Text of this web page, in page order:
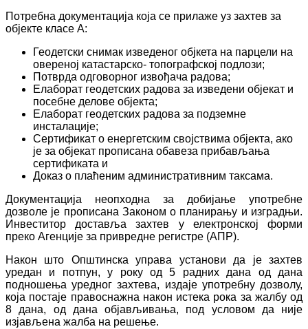
Потребна документација која се прилаже уз захтев за
објекте класе А:
Геодетски снимак изведеног објкета на парцели на
овереној катастарско- топографској подлози;
Потврда одговорног извођача радова;
Елаборат геодетских радова за изведени објекат и
посебне делове објекта;
Елаборат геодетских радова за подземне
инсталације;
Сертификат о енергетским својствима објекта, ако
је за објекат прописана обавеза прибављања
сертификата и
Доказ о плаћеним административним таксама.
Документација неопходна за добијање употребне
дозволе је прописана Законом о планирању и изградњи.
Инвеститор доставља захтев у електронској форми
преко Агенције за привредне регистре (АПР).
Након што Општинска управа установи да је захтев
уредан и потпун, у року од 5 радних дана од дана
подношења уредног захтева, издаје употребну дозволу,
која постаје правоснажна након истека рока за жалбу од
8 дана, од дана објављивања, под условом да није
изјављена жалба на решење.